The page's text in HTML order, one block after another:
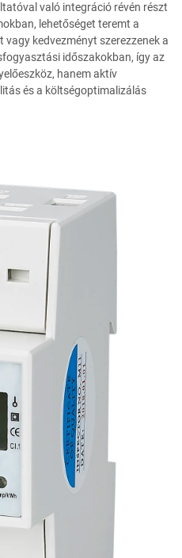
való integráció révén részt
lehetőséget teremt a
kedvezményt szerezzenek a
időszakokban, így az
hanem aktív
és a költségoptimalizálás